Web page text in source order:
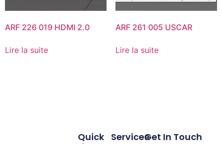
ARF 226 019 HDMI 2.0
Lire la suite
ARF 261 005 USCAR
Lire la suite
Services
Quick
Get In Touch